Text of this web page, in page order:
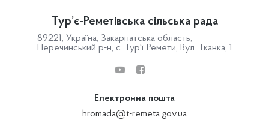
Тур’є-Реметівська сільська рада
89221, Україна, Закарпатська область,
Перечинський р-н, с. Тур'ї Ремети, Вул. Тканка, 1
Електронна пошта
hromada@t-remeta.gov.ua